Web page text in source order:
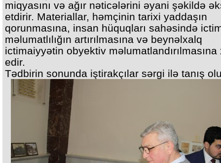
miqyasını və ağır nəticələrini əyani şəkildə
etdirir. Materiallar, həmçinin tarixi yaddaşın
qorunmasına, insan hüquqları sahəsində
məlumatlılığın artırılmasına və beynəlxalq
ictimaiyyətin obyektiv məlumatlandırılmasına
edir.
Tədbirin sonunda iştirakçılar sərgi ilə tanış